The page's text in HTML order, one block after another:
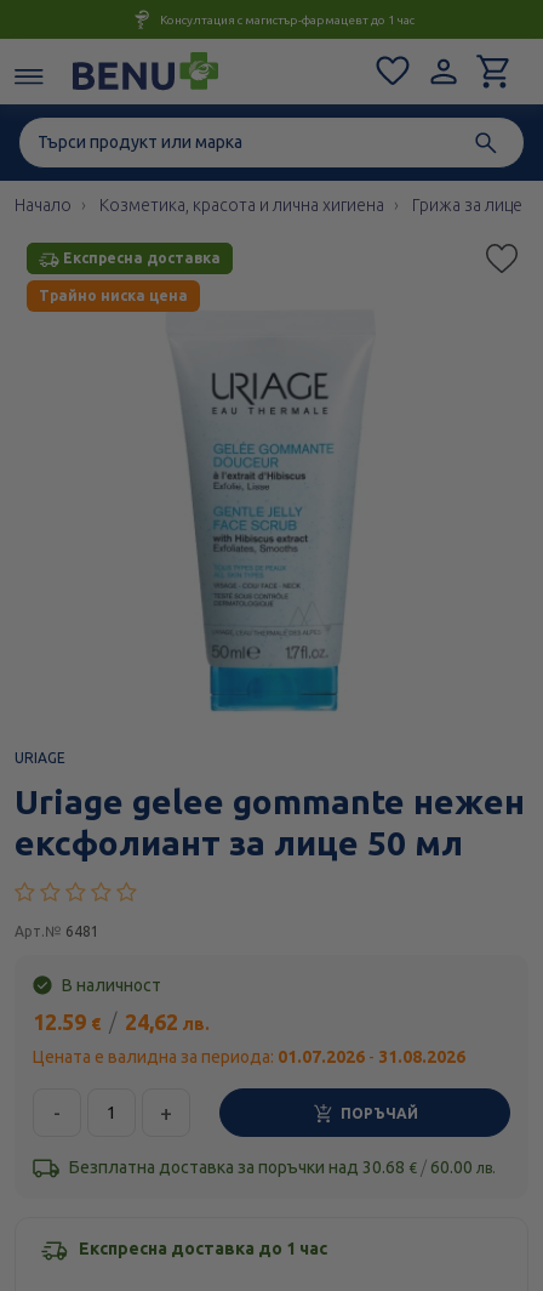
Консултация с магистър-фармацевт до 1 час
Начало Козметика, красота и лична хигиена Грижа за лице
Експресна доставка
ЕтикетиЕкспресна доставка
Трайно ниска цена
URIAGE
Uriage gelee gommante нежен
ексфолиант за лице 50 мл
Арт.№ 6481
В наличност
12.59 € / 24,62 лв.
Цената е валидна за периода: 01.07.2026 - 31.08.2026
- + ПОРЪЧАЙ
Безплатна доставка за поръчки над 30.68 € / 60.00 лв.
Експресна доставка до 1 час